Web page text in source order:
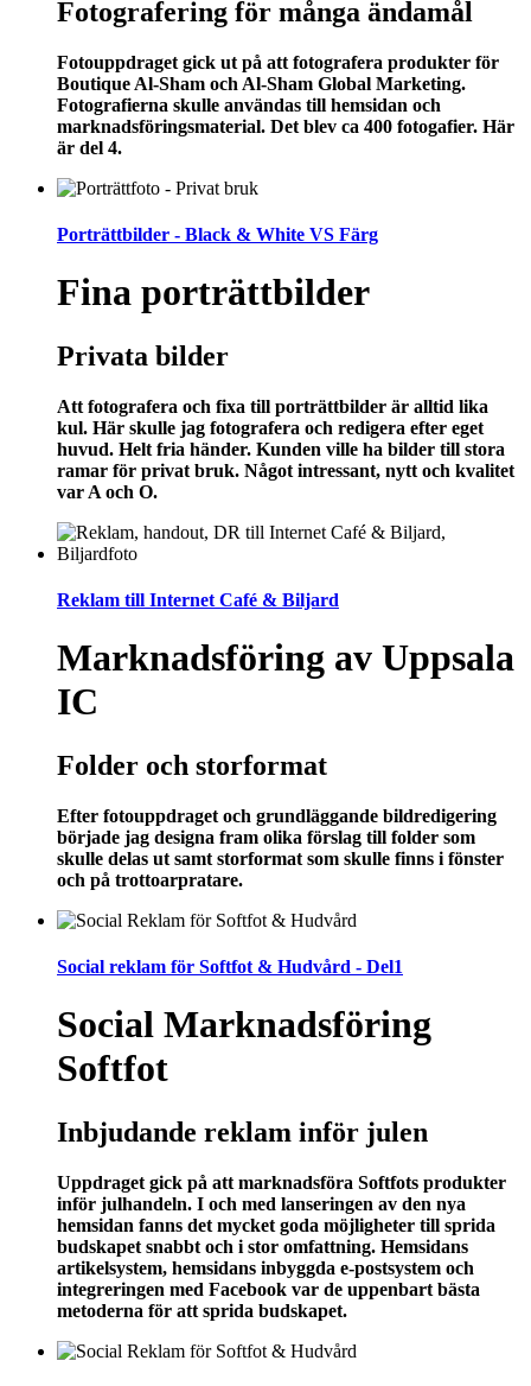
Fotografering för många ändamål
Fotouppdraget gick ut på att fotografera produkter för
Boutique Al-Sham och Al-Sham Global Marketing.
Fotografierna skulle användas till hemsidan och
marknadsföringsmaterial. Det blev ca 400 fotogafier. Här
är del 4.
Porträttbilder - Black & White VS Färg
Fina porträttbilder
Privata bilder
Att fotografera och fixa till porträttbilder är alltid lika
kul. Här skulle jag fotografera och redigera efter eget
huvud. Helt fria händer. Kunden ville ha bilder till stora
ramar för privat bruk. Något intressant, nytt och kvalitet
var A och O.
Reklam till Internet Café & Biljard
Marknadsföring av Uppsala
IC
Folder och storformat
Efter fotouppdraget och grundläggande bildredigering
började jag designa fram olika förslag till folder som
skulle delas ut samt storformat som skulle finns i fönster
och på trottoarpratare.
Social reklam för Softfot & Hudvård - Del1
Social Marknadsföring
Softfot
Inbjudande reklam inför julen
Uppdraget gick på att marknadsföra Softfots produkter
inför julhandeln. I och med lanseringen av den nya
hemsidan fanns det mycket goda möjligheter till sprida
budskapet snabbt och i stor omfattning. Hemsidans
artikelsystem, hemsidans inbyggda e-postsystem och
integreringen med Facebook var de uppenbart bästa
metoderna för att sprida budskapet.